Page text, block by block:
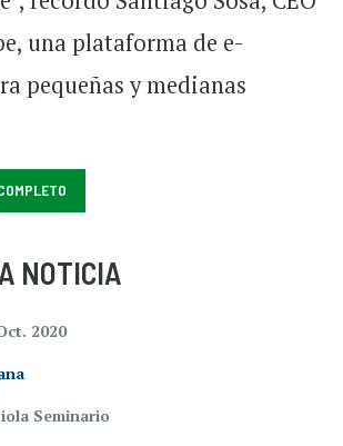
una plataforma de e-
pequeñas y medianas
NOTICIA
2020
Seminario